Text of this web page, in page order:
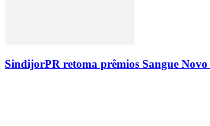
SindijorPR retoma prêmios Sangue